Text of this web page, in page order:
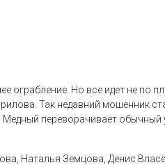
Но все идет не по
Так недавний мошенник
переворачивает обычный
Наталья Земцова, Денис